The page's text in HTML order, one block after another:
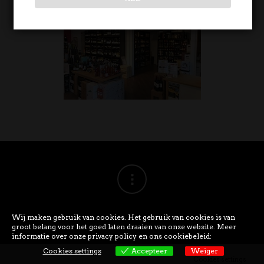
Wij maken gebruik van cookies. Het gebruik van cookies is van
groot belang voor het goed laten draaien van onze website. Meer
informatie over onze privacy policy en ons cookiebeleid:
Cookies settings
Accepteer Weiger